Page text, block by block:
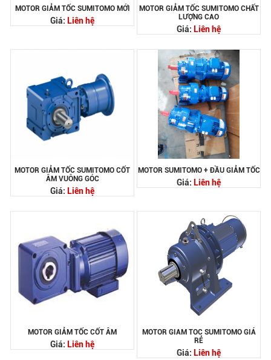
MOTOR GIẢM TỐC SUMITOMO MỚI
Giá: Liên hệ
MOTOR GIẢM TỐC SUMITOMO CHẤT
LƯỢNG CAO
Giá: Liên hệ
MOTOR GIẢM TỐC SUMITOMO CỐT
ÂM VUÔNG GÓC
Giá: Liên hệ
MOTOR SUMITOMO + ĐẦU GIẢM TỐC
Giá: Liên hệ
MOTOR GIẢM TỐC CỐT ÂM
Giá: Liên hệ
MOTOR GIAM TOC SUMITOMO GIÁ
RẺ
Giá: Liên hệ